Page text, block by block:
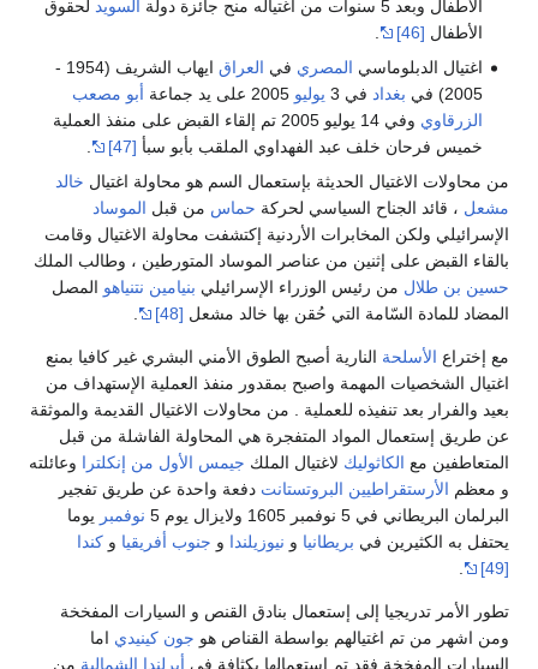
الأطفال وبعد 5 سنوات من اغتياله منح جائزة دولة
السويد لحقوق
الأطفال [46]
اغتيال الدبلوماسي المصري في العراق
ايهاب الشريف (1954 -
2005) في
بغداد في 3 يوليو 2005 على يد جماعة
أبو مصعب
الزرقاوي
وفي 14 يوليو 2005 تم إلقاء القبض على منفذ العملية
خميس فرحان خلف عبد الفهداوي الملقب بأبو سبأ [47]
من محاولات الاغتيال الحديثة بإستعمال السم هو محاولة اغتيال خالد
مشعل ، قائد الجناح السياسي لحركة حماس من قبل الموساد
الإسرائيلي ولكن المخابرات الأردنية إكتشفت محاولة الاغتيال وقامت
بالقاء القبض على إثنين من عناصر الموساد المتورطين ، وطالب الملك
حسين بن طلال من رئيس الوزراء الإسرائيلي بنيامين نتنياهو المصل
المضاد للمادة السّامة التي حُقن بها خالد مشعل [48]
مع إختراع الأسلحة النارية أصبح الطوق الأمني البشري غير كافيا بمنع
اغتيال الشخصيات المهمة واصبح بمقدور منفذ العملية الإستهداف من
بعيد والفرار بعد تنفيذه للعملية . من محاولات الاغتيال القديمة والموثقة
عن طريق إستعمال المواد المتفجرة هي المحاولة الفاشلة من قبل
المتعاطفين مع الكاثوليك لاغتيال الملك جيمس الأول من إنكلترا وعائلته
و معظم الأرستقراطيين البروتستانت دفعة واحدة عن طريق تفجير
البرلمان البريطاني في 5 نوفمبر 1605 ولايزال يوم 5
نوفمبر يوما
يحتفل به الكثيرين في بريطانيا و نيوزيلندا و جنوب أفريقيا و كندا
[49]
تطور الأمر تدريجيا إلى إستعمال بنادق القنص و السيارات المفخخة
ومن اشهر من تم اغتيالهم بواسطة القناص هو جون كينيدي اما
السيارات المفخخة فقد تم إستعمالها بكثافة في أيرلندا الشمالية من